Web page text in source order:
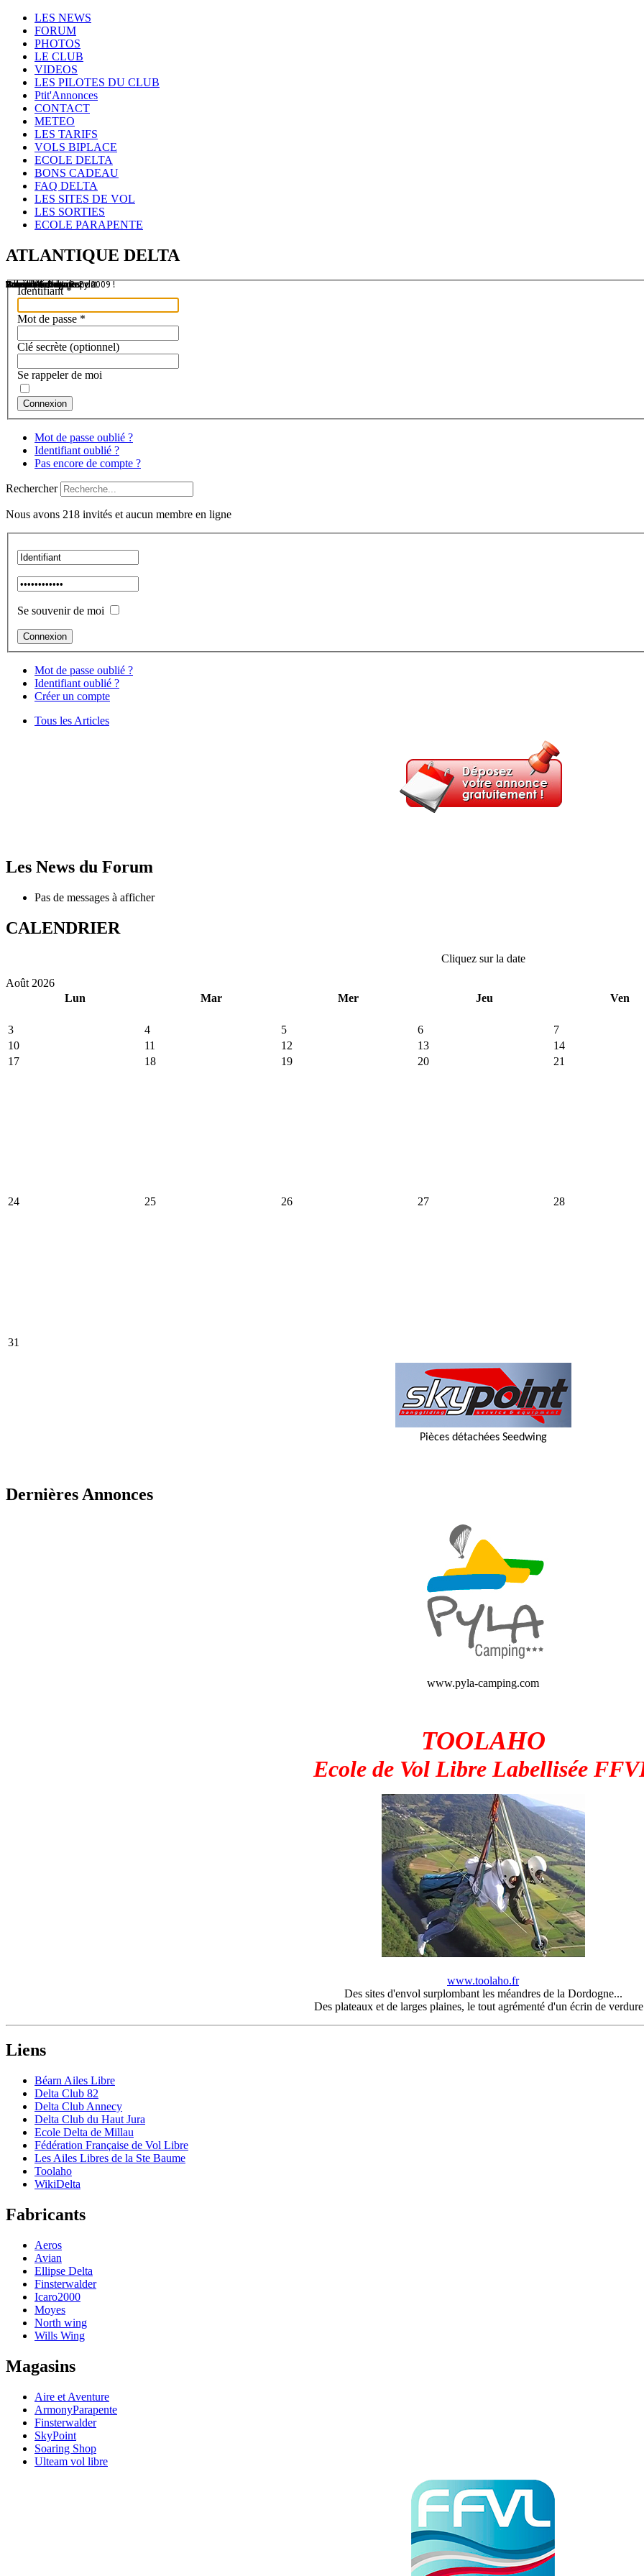
LES NEWS
FORUM
PHOTOS
LE CLUB
VIDEOS
LES PILOTES DU CLUB
Ptit'Annonces
CONTACT
METEO
LES TARIFS
VOLS BIPLACE
ECOLE DELTA
BONS CADEAU
FAQ DELTA
LES SITES DE VOL
LES SORTIES
ECOLE PARAPENTE
ATLANTIQUE DELTA
Treuil à Cabanac
Un club de copains
Lanzarote
Patrick et son Litesport
Vols sur les dunes
Hourtin
Vol sur les dunes
Compétitions
Atlantique Delta Race 2009 !
Vol en Montagne...
Vol sur la dune du Pyla
Identifiant*
Mot de passe *
Clé secrète (optionnel)
Se rappeler de moi
Connexion
Mot de passe oublié ?
Identifiant oublié ?
Pas encore de compte ?
Rechercher
Nous avons 218 invités et aucun membre en ligne
Se souvenir de moi
Mot de passe oublié ?
Identifiant oublié ?
Créer un compte
Tous les Articles
Les News du Forum
Pas de messages à afficher
CALENDRIER
Cliquez sur la date
Month
Month
Août 2026
Lun
Mar Mer Jeu Ven
3 4 5 6
7
10
11 12 13
14
17
18 19 20 21
24 25 26 27 28
31
Pièces détachées Seedwing
Dernières Annonces
www.pyla-camping.com
TOOLAHO
Ecole de Vol Libre Labellisée
www.toolaho.fr
Des sites d'envol surplombant les méandres de la Dordogne...
Des plateaux et de larges plaines, le tout agrémenté d'un écrin de
Liens
Béarn Ailes Libre
Delta Club 82
Delta Club Annecy
Delta Club du Haut Jura
Ecole Delta de Millau
Fédération Française de Vol Libre
Les Ailes Libres de la Ste Baume
Toolaho
WikiDelta
Fabricants
Aeros
Avian
Ellipse Delta
Finsterwalder
Icaro2000
Moyes
North wing
Wills Wing
Magasins
Aire et Aventure
ArmonyParapente
Finsterwalder
SkyPoint
Soaring Shop
Ulteam vol libre